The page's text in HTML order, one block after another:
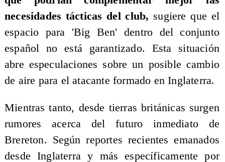
necesidades tácticas del club, sugiere que el
espacio para 'Big Ben' dentro del conjunto
español no está garantizado. Esta situación
abre especulaciones sobre un posible cambio
de aire para el atacante formado en Inglaterra.
Mientras tanto, desde tierras británicas surgen
rumores acerca del futuro inmediato de
Brereton. Según reportes recientes emanados
desde Inglaterra y más específicamente por